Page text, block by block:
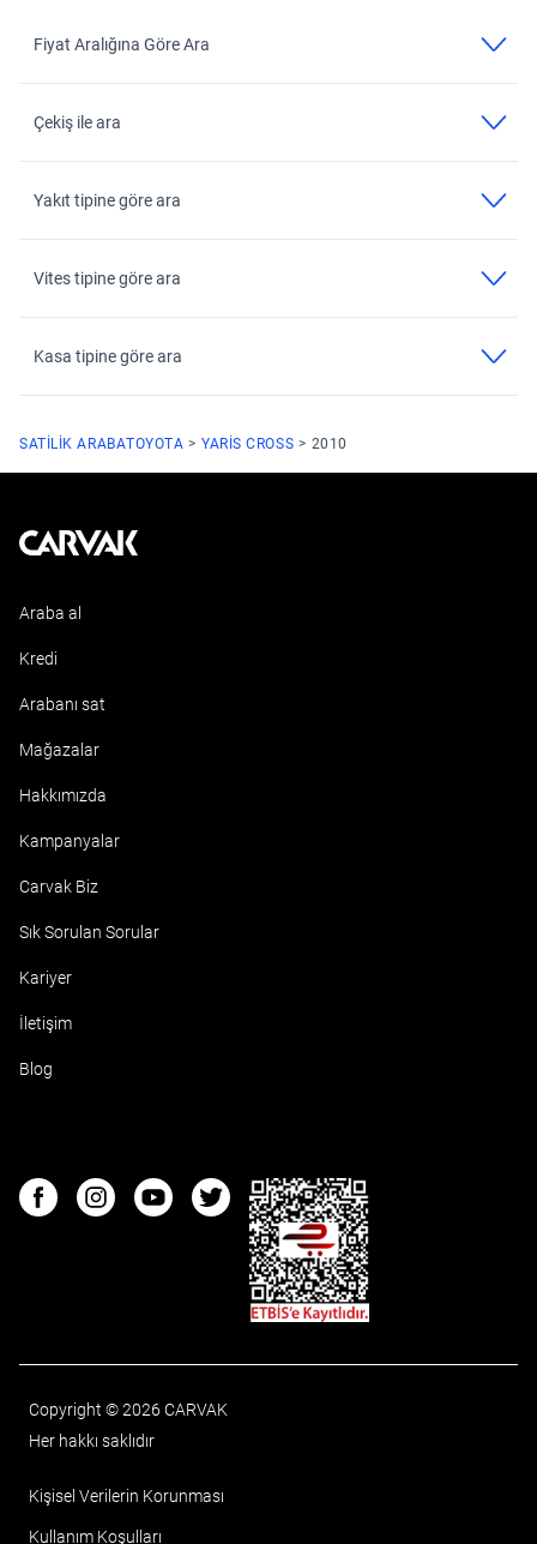
Fiyat Aralığına Göre Ara
Çekiş ile ara
Yakıt tipine göre ara
Vites tipine göre ara
Kasa tipine göre ara
SATILIK ARABATOYOTA YARIS CROSS 2010
Kavak
Araba al
Kredi
Arabanı sat
Mağazalar
Hakkımızda
Kampanyalar
Carvak Biz
Sık Sorulan Sorular
Kariyer
İletişim
Blog
FacebookInstagramYoutubeTwitter
ETBIS
Copyright © 2026 CARVAK
Her hakkı saklıdır
Kişisel Verilerin Korunması
Kullanım Koşulları